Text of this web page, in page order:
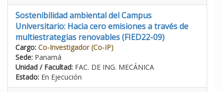
Sostenibilidad ambiental del Campus
Universitario: Hacia cero emisiones a través de
multiestrategias renovables (FIED22-09)
Cargo: Co-Investigador (Co-IP)
Sede: Panamá
Unidad / Facultad: FAC. DE ING. MECÁNICA
Estado: En Ejecución